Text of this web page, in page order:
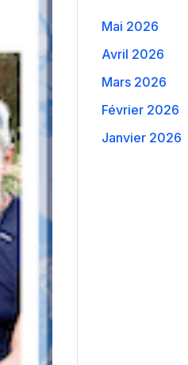
Mai 2026
Avril 2026
Mars 2026
Février 2026
Janvier 2026